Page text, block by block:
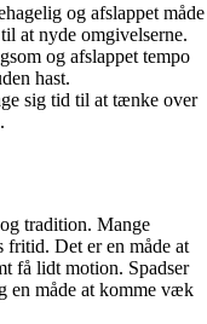
og afslappet måde
at nyde omgivelserne.
og afslappet tempo
hast.
sig tid til at tænke over
tradition. Mange
fritid. Det er en måde at
få lidt motion. Spadser
en måde at komme væk